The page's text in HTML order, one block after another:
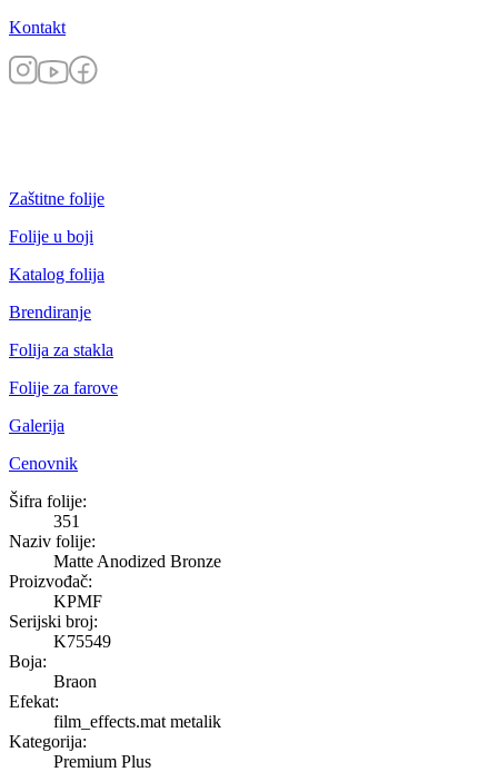
Kontakt
Zaštitne folije
Folije u boji
Katalog folija
Brendiranje
Folija za stakla
Folije za farove
Galerija
Cenovnik
Matte Anodized Bronze
Šifra folije:
351
Naziv folije:
Matte Anodized Bronze
Proizvođač:
KPMF
Serijski broj:
K75549
Boja:
Braon
Efekat:
film_effects.mat metalik
Kategorija:
Premium Plus